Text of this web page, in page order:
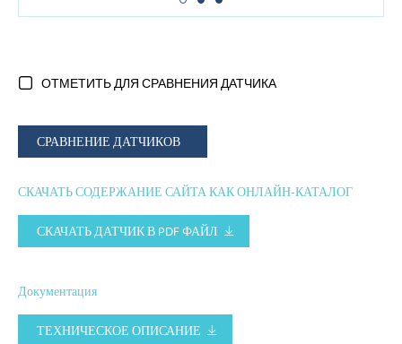
ОТМЕТИТЬ ДЛЯ СРАВНЕНИЯ ДАТЧИКА
СРАВНЕНИЕ ДАТЧИКОВ
СКАЧАТЬ СОДЕРЖАНИЕ САЙТА КАК ОНЛАЙН-КАТАЛОГ
СКАЧАТЬ ДАТЧИК В PDF ФАЙЛ
Документация
ТЕХНИЧЕСКОЕ ОПИСАНИЕ